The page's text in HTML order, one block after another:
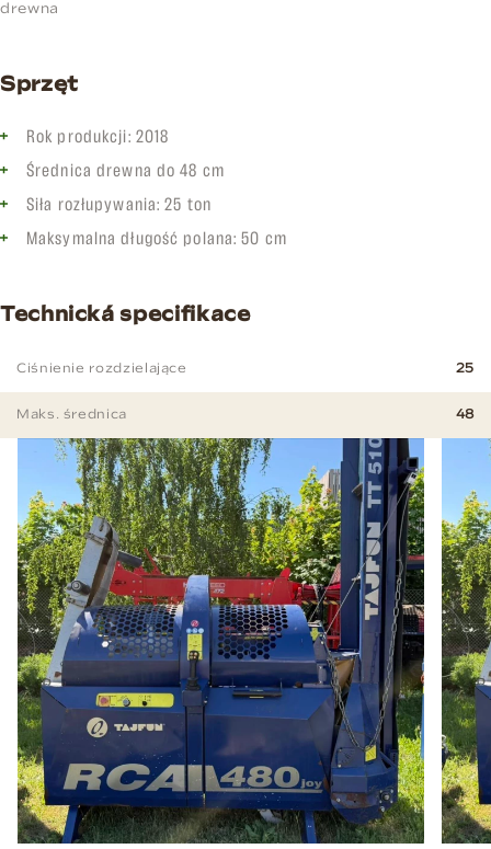
drewna
Sprzęt
Rok produkcji: 2018
Średnica drewna do 48 cm
Siła rozłupywania: 25 ton
Maksymalna długość polana: 50 cm
Technická specifikace
Ciśnienie rozdzielające 25
Maks. średnica 48